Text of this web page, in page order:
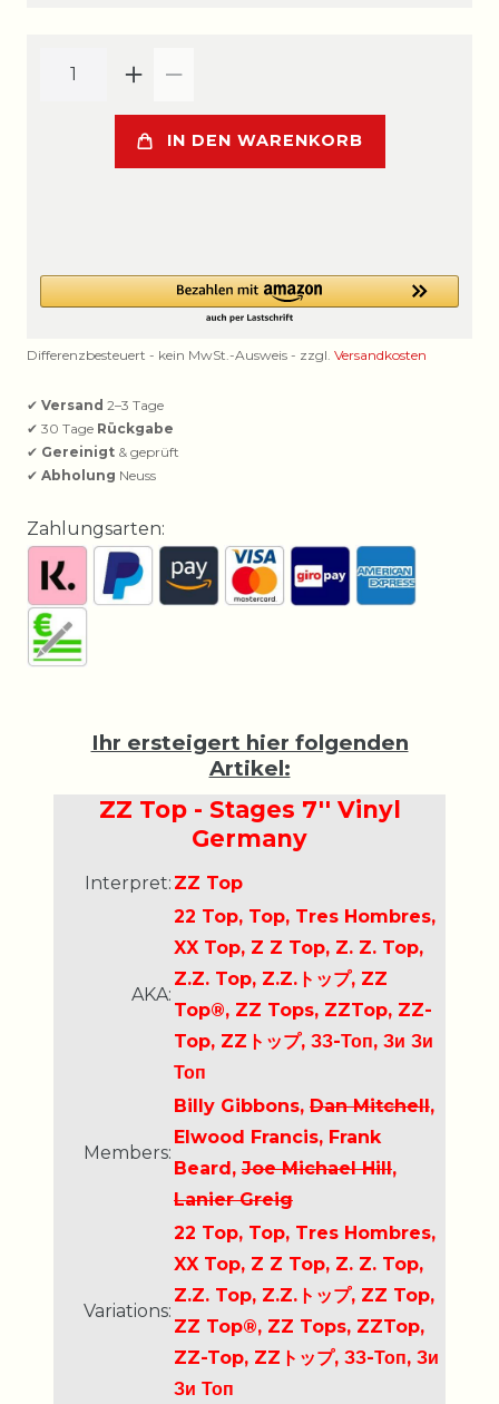
IN DEN WARENKORB
Differenzbesteuert - kein MwSt.-Ausweis - zzgl. Versandkosten
✔ Versand 2–3 Tage
✔ 30 Tage Rückgabe
✔ Gereinigt & geprüft
✔ Abholung Neuss
Zahlungsarten:
Ihr ersteigert hier folgenden
Artikel:
ZZ Top - Stages 7'' Vinyl
Germany
Interpret: ZZ Top
AKA:
22 Top, Top, Tres Hombres,
XX Top, Z Z Top, Z. Z. Top,
Z.Z. Top, Z.Z.トップ, ZZ
Top®, ZZ Tops, ZZTop, ZZ-
Top, ZZトップ, ЗЗ-Топ, Зи Зи
Топ
Members:
Billy Gibbons, Dan Mitchell,
Elwood Francis, Frank
Beard, Joe Michael Hill,
Lanier Greig
Variations:
22 Top, Top, Tres Hombres,
XX Top, Z Z Top, Z. Z. Top,
Z.Z. Top, Z.Z.トップ, ZZ Top,
ZZ Top®, ZZ Tops, ZZTop,
ZZ-Top, ZZトップ, ЗЗ-Топ, Зи
Зи Топ